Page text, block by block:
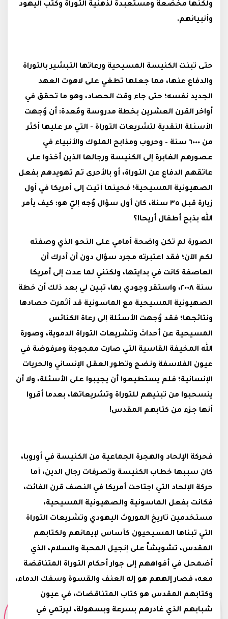
ولكنها مخضعة ومستعبدة لذهنية التوراة وكتب اليهود
وأنبيائهم.
حتى تبنت الكنيسة المسيحية ورعاتها التبشير بالتوراة
والدفاع عنها، مما جعلها تطغي على لاهوت العهد
الجديد نفسه؛ حتى جاء وقت الحصاد، وهو ما تحقق في
أواخر القرن العشرين بخطة مدروسة ومُعدة: أن وُجهت
الأسئلة النقدية لتشريعات التوراة - التي مر عليها أكثر
من ٦٠٠٠ سنة – وحروب ومذابح الملوك والأنبياء في
عصورهم الغابرة إلى الكنيسة ورجالها الذين أخذوا على
عاتقهم الدفاع عن التوراة، أو بالأحرى تم تهويدهم بفعل
الصهيونية المسيحية؛ فحينما أتيت إلى أمريكا في أول
زيارة قبل ٣٥ سنة، كان أول سؤال وُجه إليّ هو: كيف يأمر
الله بذبح أطفال أريحا!؟
الصورة لم تكن واضحة أمامي على النحو الذي وصفته
لكم الآن؛ فقد اعتبرته مجرد سؤال دون أن أدرك أن
العاصفة كانت في بدايتها، ولكنني لما عدت إلى أمريكا
سنة ٢٠٠٨، واستقر وجودي بها، تبين لي
بعد ذلك أن خطة
الصهيونية المسيحية مع الماسونية قد أثمرت حصادها
ونتائجها؛ فقد وُجهت الأسئلة إلى رعاة الكنائس
المسيحية عن أحداث وتشريعات التوراة الدموية، وصورة
الله المخيفة القاسية التي صارت ممجوجة ومرفوضة في
عيون الفلاسفة ونضج وتطور العقل الإنساني والحريات
الإنسانية؛ فلم يستطيعوا أن يجيبوا على الأسئلة، ولا أن
ينسحبوا من تبنيهم للتوراة وتشريعاتها، بعدما أقروا
أنها جزء من كتابهم المقدس!
فحركة الإلحاد والهجرة الجماعية من الكنيسة في أوروبا،
كان سببها خطاب الكنيسة وتصرفات رجال الدين، أما
حركة الإلحاد التي اجتاحت أمريكا في النصف قرن الفائت،
فكانت بفعل الماسونية والصهيونية المسيحية،
مستخدمين تاريخ الموروث اليهودي وتشريعات التوراة
التي تبناها المسيحيون كأساس لإيمانهم ولكتابهم
المقدس، تشويشاً على إنجيل المحبة والسلام، الذي
أضمحل في أفواههم إلى جوار أحكام التوراة المتناقضة
معه، فصار إلههم هو إله العنف والقسوة وسفك الدماء،
وكتابهم المقدس هو كتاب المتناقضات، في عيون
شبابهم الذي غادرهم بسرعة وبسهولة، ليرتمي في